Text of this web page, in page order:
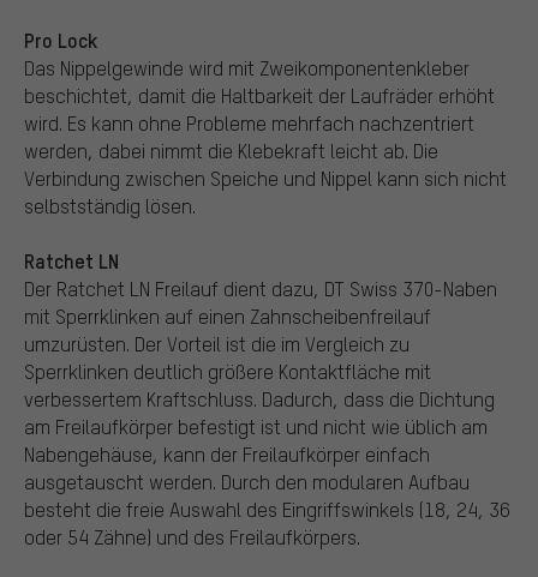
Pro Lock
Das Nippelgewinde wird mit Zweikomponentenkleber
beschichtet, damit die Haltbarkeit der Laufräder erhöht
wird. Es kann ohne Probleme mehrfach nachzentriert
werden, dabei nimmt die Klebekraft leicht ab. Die
Verbindung zwischen Speiche und Nippel kann sich nicht
selbstständig lösen.
Ratchet LN
Der Ratchet LN Freilauf dient dazu, DT Swiss 370-Naben
mit Sperrklinken auf einen Zahnscheibenfreilauf
umzurüsten. Der Vorteil ist die im Vergleich zu
Sperrklinken deutlich größere Kontaktfläche mit
verbessertem Kraftschluss. Dadurch, dass die Dichtung
am Freilaufkörper befestigt ist und nicht wie üblich am
Nabengehäuse, kann der Freilaufkörper einfach
ausgetauscht werden. Durch den modularen Aufbau
besteht die freie Auswahl des Eingriffswinkels (18, 24, 36
oder 54 Zähne) und des Freilaufkörpers.